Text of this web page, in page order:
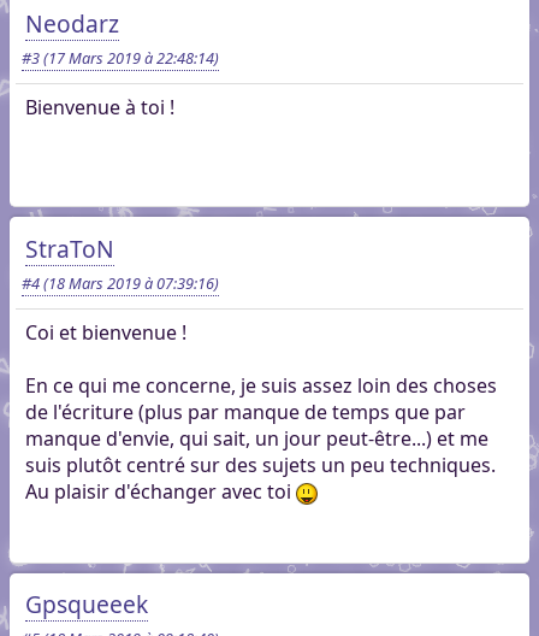
Neodarz
#3(17 Mars 2019 à 22:48:14)
Bienvenue à toi !
StraToN
#4(18 Mars 2019 à 07:39:16)
Coi et bienvenue !
En ce qui me concerne, je suis assez loin des choses
de l'écriture (plus par manque de temps que par
manque d'envie, qui sait, un jour peut-être...) et me
suis plutôt centré sur des sujets un peu techniques.
Au plaisir d'échanger avec toi
Gpsqueeek